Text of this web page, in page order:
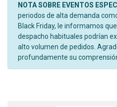
NOTA SOBRE EVENTOS
periodos de alta demanda
Black Friday, le informamos
despacho habituales podrían
alto volumen de pedidos.
profundamente su